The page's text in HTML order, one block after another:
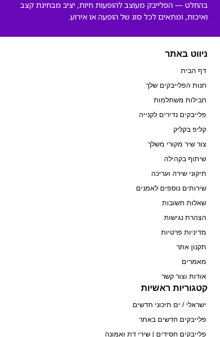
בהחלט — הפלייבק מעוצב להופעות חיות, יציב מבחינת קצב
ואיכות, ומתאים לכל סוג של הופעה או אירוע.
ניווט באתר
דף הבית
חנות הפלייבקים שלך
חבילות משתלמות
פלייבקים נדירים לקנייה
קליפ בקליק
צור שיר מקורי משלך
שיתוף בקהילה
תיקוני שירה ועריכה
שירותים נוספים לאמנים
שאלות תשובות
הצהרת נגישות
מדיניות פרטיות
תקנון אתר
מאמרים
אודות וצור קשר
קטגוריות ראשיות
ישראלי / ים תיכוני חדשים
פלייבקים חדשים באתר
פלייבקים חסידים | שירי דת ואמונה